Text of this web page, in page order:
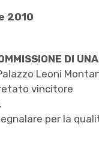
2010
DI
Leoni
vincitore
per la